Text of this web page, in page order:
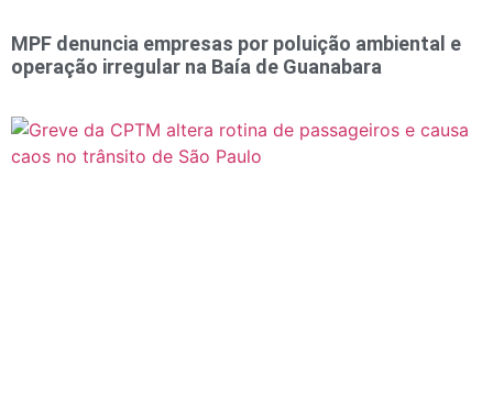
MPF denuncia empresas por poluição ambiental e
operação irregular na Baía de Guanabara